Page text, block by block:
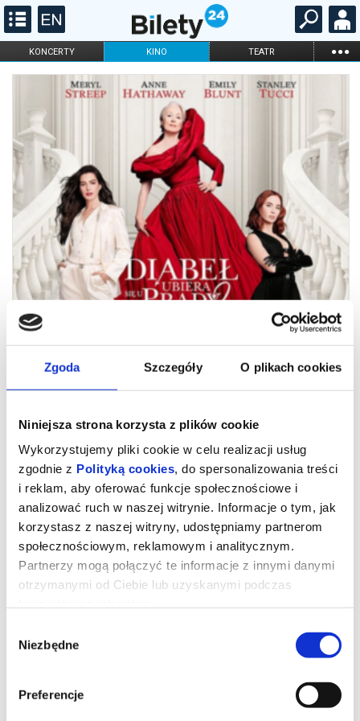
Zgoda Szczegóły O plikach cookies
Niniejsza strona korzysta z plików cookie
Wykorzystujemy pliki cookie w celu realizacji usług
zgodnie z Polityką cookies, do spersonalizowania treści
i reklam, aby oferować funkcje społecznościowe i
analizować ruch w naszej witrynie. Informacje o tym, jak
korzystasz z naszej witryny, udostępniamy partnerom
społecznościowym, reklamowym i analitycznym.
Partnerzy mogą połączyć te informacje z innymi danymi
otrzymanymi od Ciebie lub uzyskanymi podczas
zgody
Niezbędne
Preferencje
KONCERTY KINO TEATR ...
FILHARMONIA OPERA I BALET
STAND-UP
DLA DZIECI
ONLINE KARNETY
DIABEŁ UBIERA SIĘ U PRADY 2
Miranda Priestly walczy ze swoją byłą asystentką Emily - a
obecnie rywalką na kierowniczym stanowisku - konkurują o
Oryginalny tytuł: The Devil Wears Prada 2